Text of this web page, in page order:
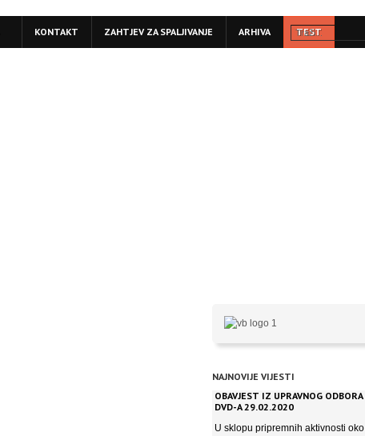
KONTAKT ZAHTJEV ZA SPALJIVANJE ARHIVA TEST
NAJNOVIJE VIJESTI
OBAVJEST IZ UPRAVNOG ODBORA
DVD-A 29.02.2020
U sklopu pripremnih aktivnosti oko